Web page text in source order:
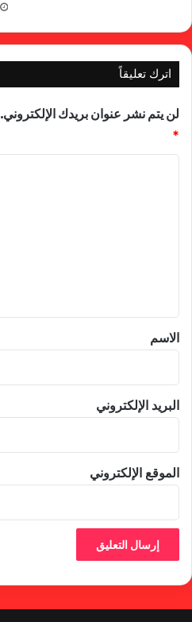
اترك تعليقاً
لن يتم نشر عنوان بريدك الإلكتروني.
*
*
الاسم
البريد الإلكتروني
الموقع الإلكتروني